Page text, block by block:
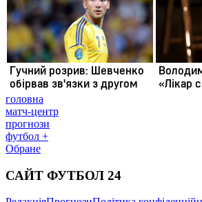
головна
матч-центр
прогнози
футбол +
Обране
САЙТ ФУТБОЛ 24